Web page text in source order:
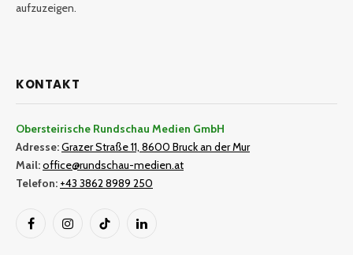
aufzuzeigen.
KONTAKT
Obersteirische Rundschau Medien GmbH
Adresse:Grazer Straße 11, 8600 Bruck an der Mur
Mail:office@rundschau-medien.at
Telefon: +43 3862 8989 250
FacebookInstagramTikTok LinkedIn